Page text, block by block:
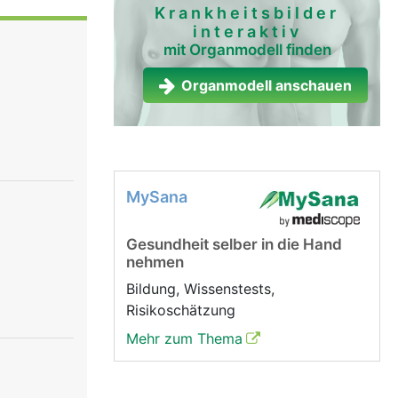
die
Krankheitsbilder
interaktiv
mit Organmodell finden
Organmodell anschauen
MySana
Gesundheit selber in die Hand
nehmen
Bildung, Wissenstests,
Risikoschätzung
Mehr zum Thema